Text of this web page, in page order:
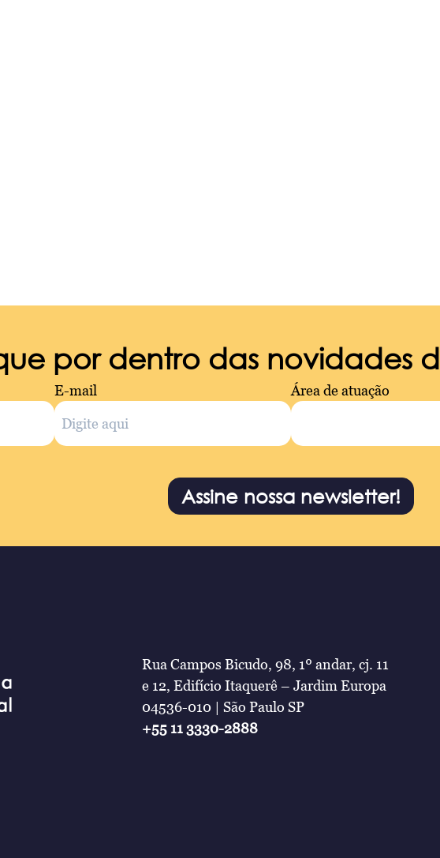
por dentro das novidades
E-mail Área de atuação
Assine nossa newsletter!
Rua Campos Bicudo, 98, 1º andar, cj. 11
e 12, Edifício Itaquerê – Jardim Europa
04536-010 | São Paulo SP
+55 11 3330-2888